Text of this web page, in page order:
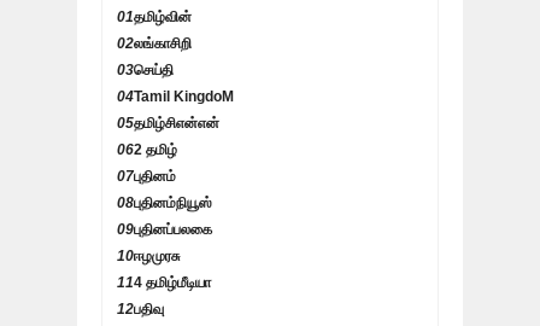
01தமிழ்வின்
02லங்காசிறி
03செய்தி
04Tamil KingdoM
05தமிழ்சிஎன்என்
062 தமிழ்
07புதினம்
08புதினம்நியூஸ்
09புதினப்பலகை
10ஈழமுரசு
114 தமிழ்மீடியா
12பதிவு